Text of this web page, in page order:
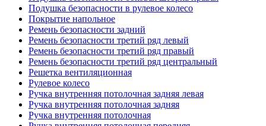
Подушка безопасности в рулевое колесо
Покрытие напольное
Ремень безопасности задний
Ремень безопасности третий ряд левый
Ремень безопасности третий ряд правый
Ремень безопасности третий ряд центральный
Решетка вентиляционная
Рулевое колесо
Ручка внутренняя потолочная задняя левая
Ручка внутренняя потолочная задняя
Ручка внутренняя потолочная